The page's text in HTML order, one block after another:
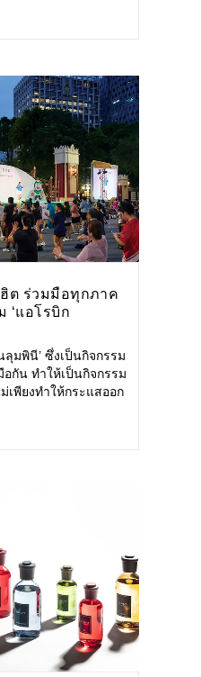
ะสบการณ์การพักผ่อน
ต ร่วมมือทุกภาค
‘แอโรบิก
ลุมพินี’ ซึ่งเป็นกิจกรรม
กัน ทำให้เป็นกิจกรรม
พียงทำให้กระแสออก
งประเทศที่อยากออก